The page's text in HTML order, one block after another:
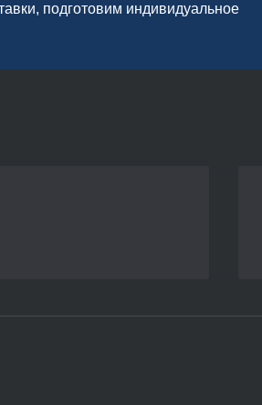
подготовим индивидуальное